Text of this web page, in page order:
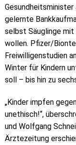
gelernte
selbst Säuglinge mit
wollen. Pfizer/
Freiwilligenstudien
Winter für Kindern
soll – bis hin zu
„Kinder impfen
unethisch!“,
und Wolfgang
Ärztezeitung